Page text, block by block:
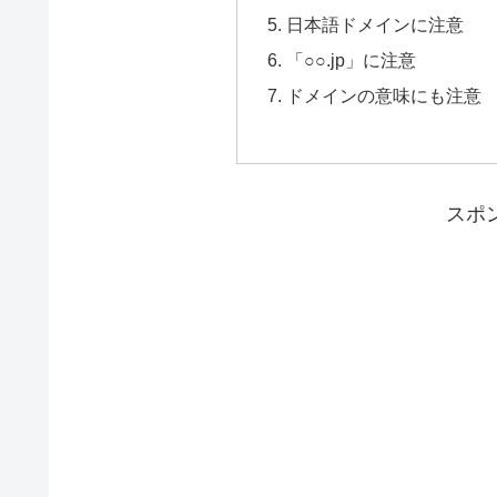
日本語ドメインに注意
「○○.jp」に注意
ドメインの意味にも注意
スポ